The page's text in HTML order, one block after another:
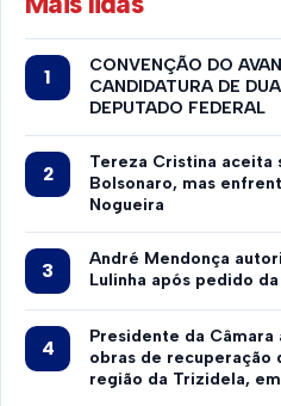
CONVENÇÃO DO
CANDIDATURA DE
DEPUTADO FEDERAL
Tereza Cristina aceita
Bolsonaro, mas
Nogueira
André Mendonça
Lulinha após pedido da
Presidente da Câmara
obras de recuperação
região da Trizidela,